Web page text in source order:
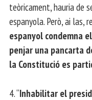
teòricament, hauria de
espanyola. Però, ai las,
espanyol condemna
penjar una pancarta
la Constitució es
4. “Inhabilitar el